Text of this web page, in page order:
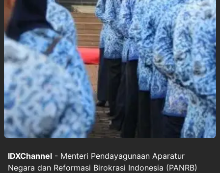
IDXChannel - Menteri Pendayagunaan Aparatur
Negara dan Reformasi Birokrasi Indonesia (PANRB)